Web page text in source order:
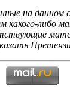
на данном
какого-либо